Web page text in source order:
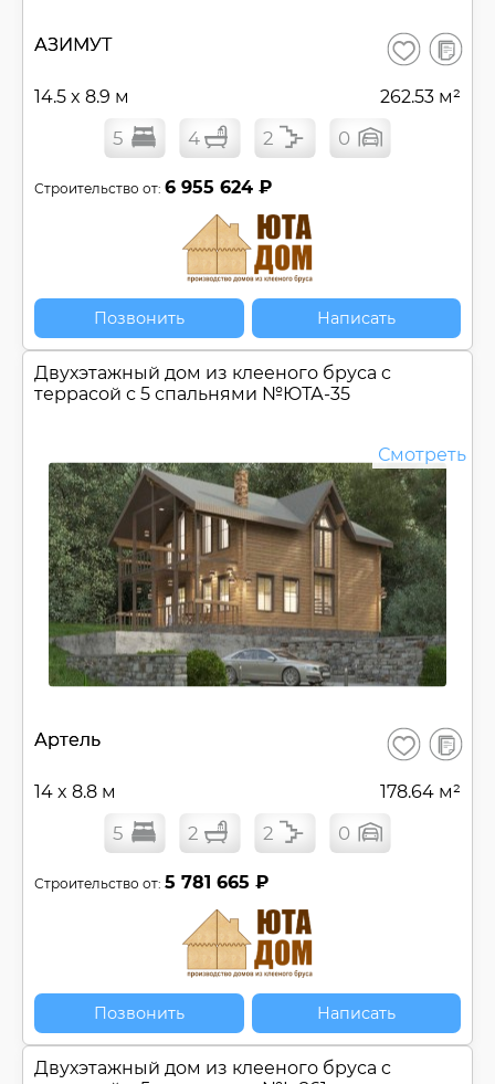
АЗИМУТ Сохранить
В
14.5 x 8.9 м 262.53 м²
5 4 2 0
Строительство от: 6 955 624 ₽
Позвонить Написать
Двухэтажный дом из клееного бруса c
террасой с 5 спальнями №ЮТА-35
Смотреть
Артель Сохранить
В
14 x 8.8 м 178.64 м²
5 2 2 0
Строительство от: 5 781 665 ₽
Позвонить Написать
Двухэтажный дом из клееного бруса c